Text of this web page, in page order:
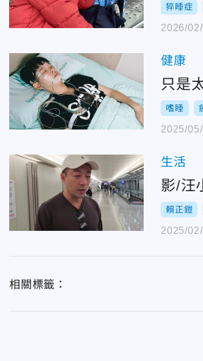
猝睡症
2026/
健康
只是
嗜睡
2025/
生活
影/汪
賴正鎧
2025/
相關標籤：